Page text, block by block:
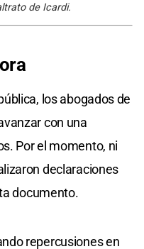
de Icardi.
los abogados de
con una
Por el momento, ni
declaraciones
documento.
repercusiones en